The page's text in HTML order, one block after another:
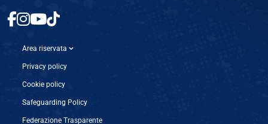
Area riservata
Privacy policy
Cookie policy
Safeguarding Policy
Federazione Trasparente